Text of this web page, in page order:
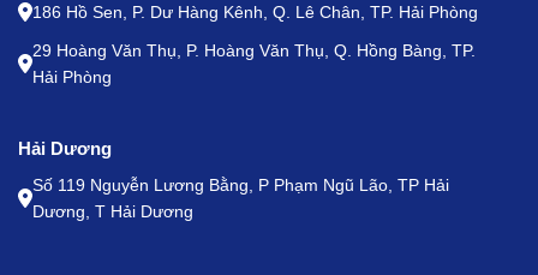
186 Hồ Sen, P. Dư Hàng Kênh, Q. Lê Chân, TP. Hải Phòng
29 Hoàng Văn Thụ, P. Hoàng Văn Thụ, Q. Hồng Bàng, TP.
Hải Phòng
Hải Dương
Số 119 Nguyễn Lương Bằng, P Phạm Ngũ Lão, TP Hải
Dương, T Hải Dương